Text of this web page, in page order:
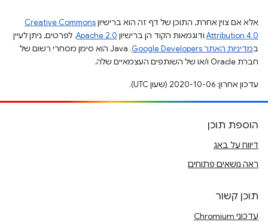
אלא אם צוין אחרת, התוכן של דף זה הוא ברישיוןCreative Commons
Attribution 4.0 ודוגמאות הקוד הן ברישיון Apache 2.0. לפרטים, ניתן לעיין
במדיניות האתר Google Developers‏
.‏ Java הוא סימן מסחרי רשום של
חברת Oracle ו/או של השותפים העצמאיים שלה.
עדכון אחרון: 2020-10-06 (שעון UTC).
הוספת תוכן
דיווח על באג
ראה נושאים פתוחים
תוכן קשור
עדכוני Chromium